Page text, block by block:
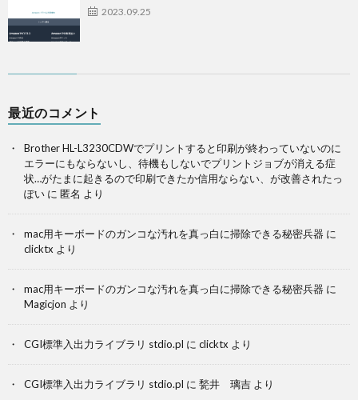
2023.09.25
最近のコメント
Brother HL-L3230CDWでプリントすると印刷が終わっていないのに
エラーにもならないし、待機もしないでプリントジョブが消える症
状…がたまに起きるので印刷できたか信用ならない、が改善されたっ
ぽい に 匿名 より
mac用キーボードのガンコな汚れを真っ白に掃除できる秘密兵器 に
clicktx より
mac用キーボードのガンコな汚れを真っ白に掃除できる秘密兵器 に
Magicjon より
CGI標準入出力ライブラリ stdio.pl に clicktx より
CGI標準入出力ライブラリ stdio.pl に 甃井 璃吉 より